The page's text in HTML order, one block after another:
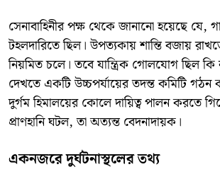
সেনাবাহিনীর পক্ষ থেকে জানানো হয়েছে যে,
টহলদারিতে ছিল। উপত্যকায় শান্তি বজায়
নিয়মিত চলে। তবে যান্ত্রিক গোলযোগ ছিল কি
দেখতে একটি উচ্চপর্যায়ের তদন্ত কমিটি গঠন
দুর্গম হিমালয়ের কোলে দায়িত্ব পালন করতে
প্রাণহানি ঘটল, তা অত্যন্ত বেদনাদায়ক।
একনজরে দুর্ঘটনাস্থলের তথ্য